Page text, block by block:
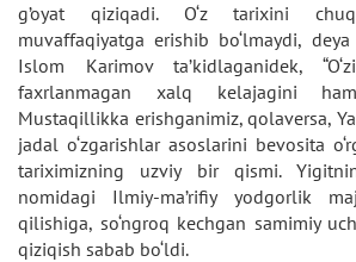
g’oyat qiziqadi. O‘z tarixini
muvaffaqiyatga erishib bo‘lmaydi,
Islom Karimov ta’kidlaganidek,
faxrlanmagan xalq kelajagini
Mustaqillikka erishganimiz, qolaversa,
jadal o‘zgarishlar asoslarini bevosita
tariximizning uzviy bir qismi.
nomidagi Ilmiy-ma’rifiy yodgorlik
qilishiga, so‘ngroq kechgan samimiy
qiziqish sabab bo‘ldi.